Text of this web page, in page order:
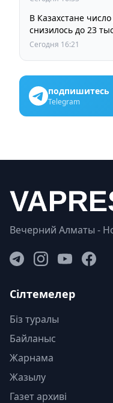
В Казахстане
снизилось до 23
Сегодня 16:21
подпишитесь
Telegram
Вечерний Алматы -
Сілтемелер
Біз туралы
Байланыс
Жарнама
Жазылу
Газет архиві